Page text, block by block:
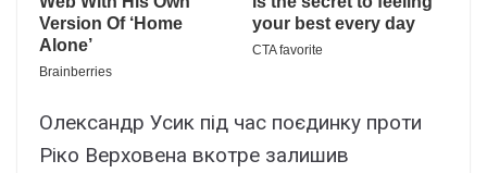
Олександр Усик під час поєдинку проти
Ріко Верховена вкотре залишив